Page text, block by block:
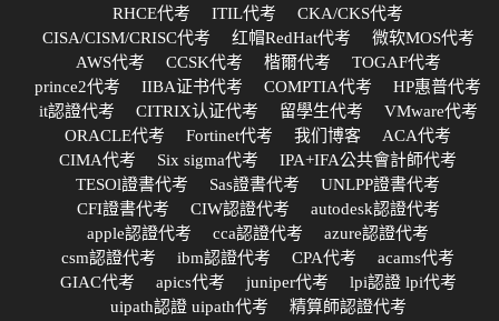
RHCE代考
ITIL代考
CKA/CKS代考
CISA/CISM/CRISC代考
红帽RedHat代考
微软MOS代考
AWS代考
CCSK代考 楷爾代考
TOGAF代考
prince2代考
IIBA证书代考 COMPTIA代考
HP惠普代考
it認證代考
CITRIX认证代考 留學生代考
VMware代考
ORACLE代考
Fortinet代考 我们博客
ACA代考
CIMA代考
Six sigma代考
IPA+IFA公共會計師代考
TESOl證書代考
Sas證書代考
UNLPP證書代考
CFI證書代考
CIW認證代考
autodesk認證代考
apple認證代考
cca認證代考
azure認證代考
csm認證代考
ibm認證代考 CPA代考
acams代考
GIAC代考
apics代考 juniper代考
lpi認證 lpi代考
uipath認證 uipath代考
精算師認證代考